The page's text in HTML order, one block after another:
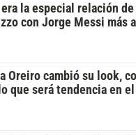
era la especial relación
con Jorge Messi más
Oreiro cambió su look,
que será tendencia en el